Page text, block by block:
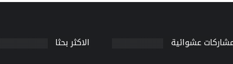
عشوائية الاكثر بحثا